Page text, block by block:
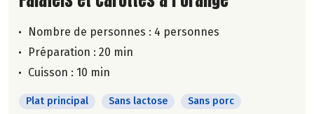
Nombre de personnes : 4 personnes
Préparation : 20 min
Cuisson : 10 min
Plat principal Sans lactose
Sans porc